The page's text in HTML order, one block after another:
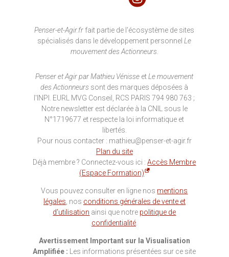
Penser-et-Agir.fr fait partie de l'écosystème de sites
spécialisés dans le développement personnelLe
mouvement des Actionneurs.
Penser et Agir par Mathieu Vénisse et Le mouvement
des Actionneurs sont des marques déposées à
l'INPI. EURL MVG Conseil, RCS PARIS 794 980 763 ;
Notre newsletter est déclarée à la CNIL sous le
N°1719677 et respecte la loi informatique et
libertés.
Pour nous contacter : mathieu@penser-et-agir.fr
Plan du site
Déjà membre ? Connectez-vous ici :Accès Membre
(Espace Formation)
Vous pouvez consulter en ligne nos mentions
légales , nos conditions générales de vente et
d’utilisation ainsi que notre politique de
confidentialité.
Avertissement Important sur la Visualisation
Amplifiée : Les informations présentées sur ce site